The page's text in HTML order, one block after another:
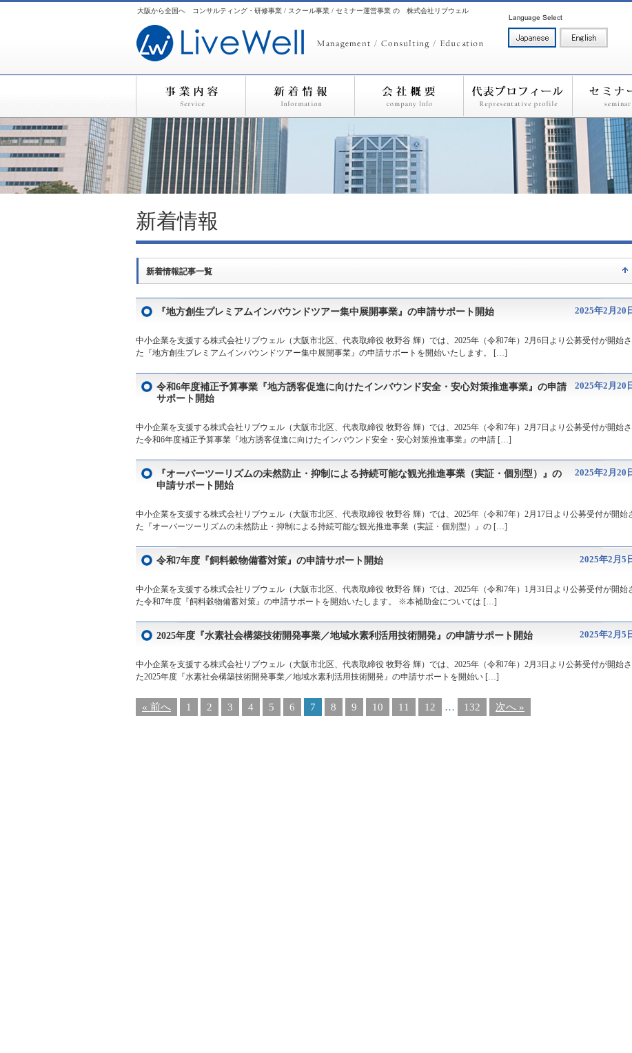
大阪から全国へ コンサルティング・研修事業 / スクール事業 / セミナー運営事業 の 株式会社リブウェル
新着情報
新着情報記事一覧
『地方創生プレミアムインバウンドツアー集中展開事業』の申請サポート開始 2025年2月20
中小企業を支援する株式会社リブウェル（大阪市北区、代表取締役 牧野谷 輝）では、2025年（令和7年）2月6日より公募受付が開始
た『地方創生プレミアムインバウンドツアー集中展開事業』の申請サポートを開始いたします。 […]
令和6年度補正予算事業『地方誘客促進に向けたインバウンド安全・安心対策推進事業』の申請
サポート開始
2025年2月20
中小企業を支援する株式会社リブウェル（大阪市北区、代表取締役 牧野谷 輝）では、2025年（令和7年）2月7日より公募受付が開始
た令和6年度補正予算事業『地方誘客促進に向けたインバウンド安全・安心対策推進事業』の申請 […]
『オーバーツーリズムの未然防⽌・抑制による持続可能な観光推進事業（実証・個別型）』の
申請サポート開始
2025年2月20
中小企業を支援する株式会社リブウェル（大阪市北区、代表取締役 牧野谷 輝）では、2025年（令和7年）2月17日より公募受付が開始
た『オーバーツーリズムの未然防⽌・抑制による持続可能な観光推進事業（実証・個別型）』の […]
令和7年度『飼料穀物備蓄対策』の申請サポート開始 2025年2月5
中小企業を支援する株式会社リブウェル（大阪市北区、代表取締役 牧野谷 輝）では、2025年（令和7年）1月31日より公募受付が開始
た令和7年度『飼料穀物備蓄対策』の申請サポートを開始いたします。 ※本補助金については […]
2025年度『水素社会構築技術開発事業／地域水素利活用技術開発』の申請サポート開始 2025年2月5
中小企業を支援する株式会社リブウェル（大阪市北区、代表取締役 牧野谷 輝）では、2025年（令和7年）2月3日より公募受付が開始
た2025年度『水素社会構築技術開発事業／地域水素利活用技術開発』の申請サポートを開始い […]
« 前へ 1 2 3 4 5 6 7 8 9 10 11 12 … 132 次へ »